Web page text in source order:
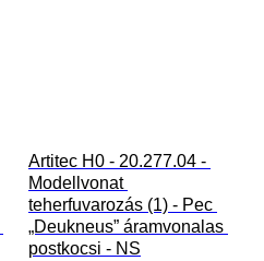
Artitec H0 - 20.277.04 -
Modellvonat
teherfuvarozás (1) - Pec
„Deukneus” áramvonalas
postkocsi - NS